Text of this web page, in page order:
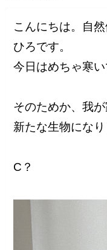
こんにちは。自
ひろです。
今日はめちゃ寒
そのためか、我が
新たな生物にな
C？